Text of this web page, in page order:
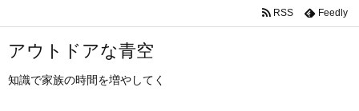
アウトドアな青空
知識で家族の時間を増やしてく
RSS Feedly